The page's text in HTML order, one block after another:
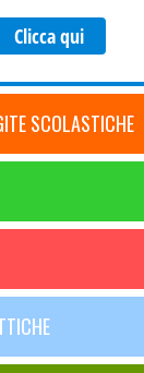
Clicca qui
SCOLASTICHE